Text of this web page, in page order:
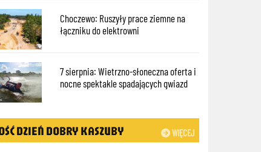
Choczewo: Ruszyły prace ziemne na
łączniku do elektrowni
7 sierpnia: Wietrzno-słoneczna oferta i
nocne spektakle spadających gwiazd
WIĘCEJ
DZIEŃ DOBRY KASZUBY